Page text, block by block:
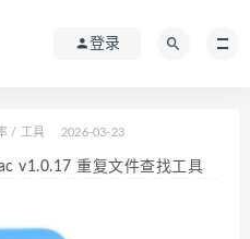
登录
/ 工具 2026-03-23
v1.0.17 重复文件查找工具